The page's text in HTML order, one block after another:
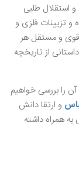
استقلال‌ طلبی
تزیینات فلزی و
و مستقل هر
از تاریخچه
را بررسی خواهیم
و ارتقا دانش
همراه داشته